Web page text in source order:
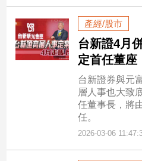
產經/股市
台新證4月
定首任董
台新證券與元
層人事也大致
任董事長，將
任。
2026-03-06